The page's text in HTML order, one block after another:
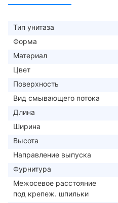
Тип унитаза
Форма
Материал
Цвет
Поверхность
Вид смывающего потока
Длина
Ширина
Высота
Направление выпуска
Фурнитура
Межосевое расстояние
под крепеж. шпильки